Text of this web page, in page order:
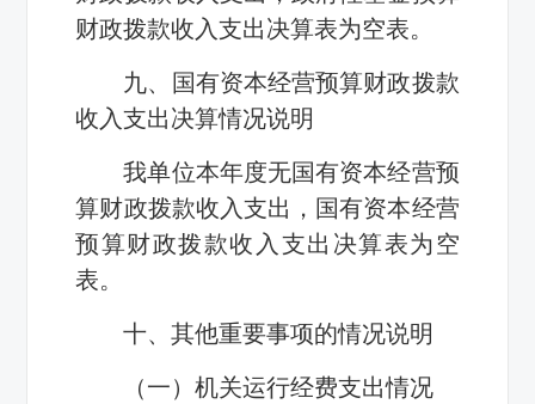
财政拨款收入支出决算表为空表。
九、国有资本经营预算财政拨款
收入支出决算情况说明
我单位本年度无国有资本经营预
算财政拨款收入支出，国有资本经营
预算财政拨款收入支出决算表为空
表。
十、其他重要事项的情况说明
（一）机关运行经费支出情况